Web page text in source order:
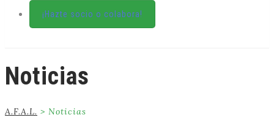
¡Hazte socio o colabora!
to
content
Noticias
A.F.A.L. > Noticias